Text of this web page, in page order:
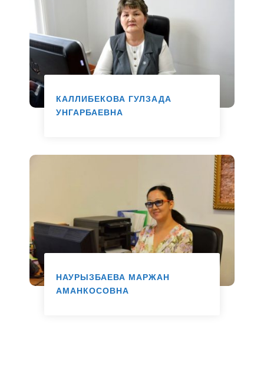
КАЛЛИБЕКОВА ГУЛЗАДА
УНГАРБАЕВНА
НАУРЫЗБАЕВА МАРЖАН
АМАНКОСОВНА